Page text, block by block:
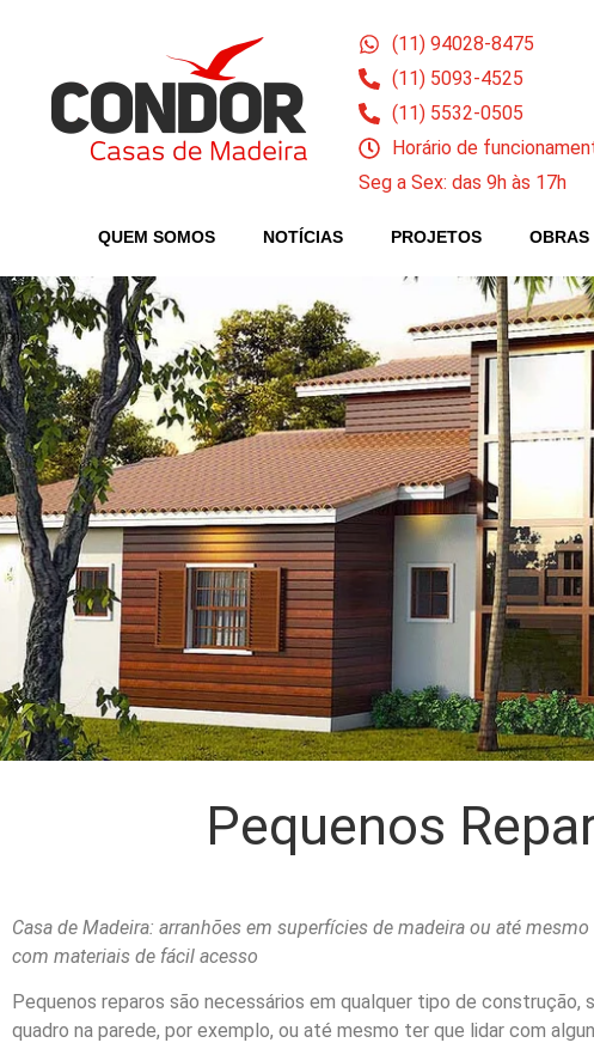
(11) 94028-8475
(11) 5093-4525
(11) 5532-0505
Horário de
Seg a Sex: das 9h às 17h
QUEM SOMOS NOTÍCIAS PROJETOS OBRAS
Pequenos
Casa de Madeira: arranhões em superfícies de madeira ou até
com materiais de fácil acesso
Pequenos reparos são necessários em qualquer tipo de construção,
quadro na parede, por exemplo, ou até mesmo ter que lidar com